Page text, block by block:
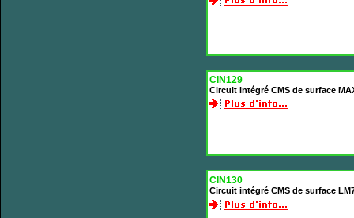
CIN129
Circuit intégré CMS de surface
CIN130
Circuit intégré CMS de surface